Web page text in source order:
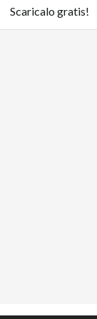
Scaricalo gratis!